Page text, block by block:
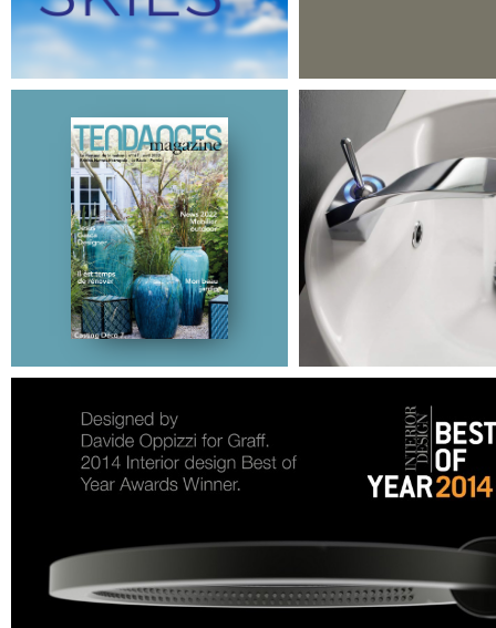
Designed by Davide Oppizzi
Designed by Davide Oppizzi
Après une année très
marché français, GRAFF a
de participer pour la
Architect at Work Paris.
plaisir de retrouver la
AMETIS, imaginée par
Architect@Work Paris
Paris Event Center
Paris, FRANCE
Sept 26-27, 2019
Stand A217